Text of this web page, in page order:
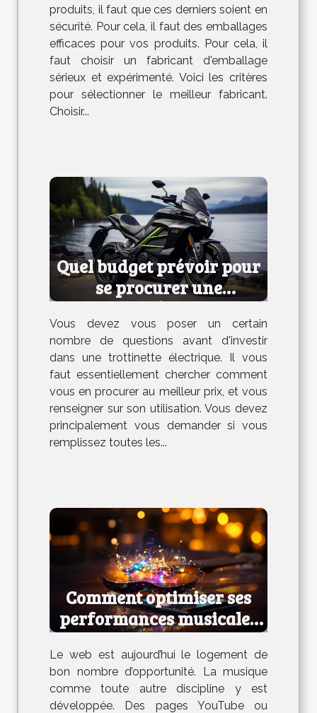
produits, il faut que ces derniers soient en
sécurité. Pour cela, il faut des emballages
efficaces pour vos produits. Pour cela, il
faut choisir un fabricant d'emballage
sérieux et expérimenté. Voici les critères
pour sélectionner le meilleur fabricant.
Choisir...
Quel budget prévoir pour
se procurer une
trottinette électrique ?
Vous devez vous poser un certain
nombre de questions avant d'investir
dans une trottinette électrique. Il vous
faut essentiellement chercher comment
vous en procurer au meilleur prix, et vous
renseigner sur son utilisation. Vous devez
principalement vous demander si vous
remplissez toutes les...
Comment optimiser ses
performances musicales
en ligne ?
Le web est aujourd’hui le logement de
bon nombre d’opportunité. La musique
comme toute autre discipline y est
développée. Des pages YouTube ou